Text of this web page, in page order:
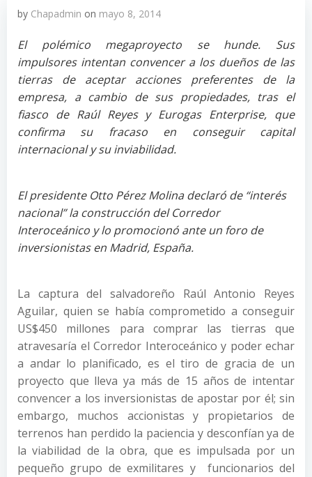
by Chapadmin on mayo 8, 2014
El polémico megaproyecto se hunde. Sus
impulsores intentan convencer a los dueños de las
tierras de aceptar acciones preferentes de la
empresa, a cambio de sus propiedades, tras el
fiasco de Raúl Reyes y Eurogas Enterprise, que
confirma su fracaso en conseguir capital
internacional y su inviabilidad.
El presidente Otto Pérez Molina declaró de “interés
nacional” la construcción del Corredor
Interoceánico y lo promocionó ante un foro de
inversionistas en Madrid, España.
La captura del salvadoreño Raúl Antonio Reyes
Aguilar, quien se había comprometido a conseguir
US$450 millones para comprar las tierras que
atravesaría el Corredor Interoceánico y poder echar
a andar lo planificado, es el tiro de gracia de un
proyecto que lleva ya más de 15 años de intentar
convencer a los inversionistas de apostar por él; sin
embargo, muchos accionistas y propietarios de
terrenos han perdido la paciencia y desconfían ya de
la viabilidad de la obra, que es impulsada por un
pequeño grupo de exmilitares y funcionarios del